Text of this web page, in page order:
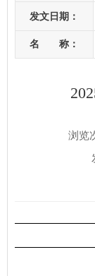
发文日期：
名 称：
浏览